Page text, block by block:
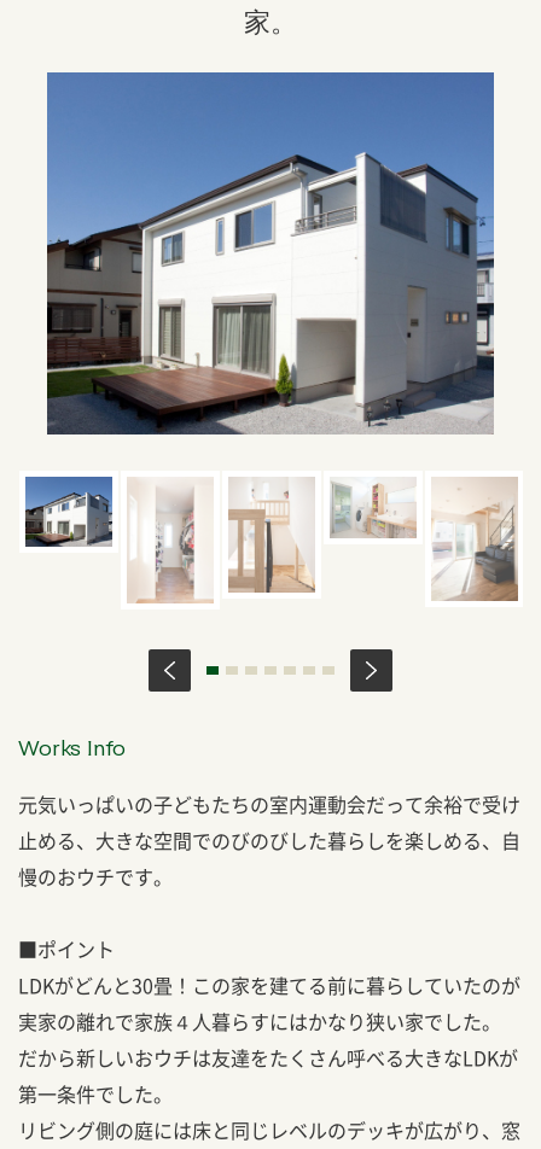
家。
Works Info
元気いっぱいの子どもたちの室内運動会だって余裕で受け
止める、大きな空間でのびのびした暮らしを楽しめる、自
慢のおウチです。
■ポイント
LDKがどんと30畳！この家を建てる前に暮らしていたのが
実家の離れで家族４人暮らすにはかなり狭い家でした。
だから新しいおウチは友達をたくさん呼べる大きなLDKが
第一条件でした。
リビング側の庭には床と同じレベルのデッキが広がり、窓